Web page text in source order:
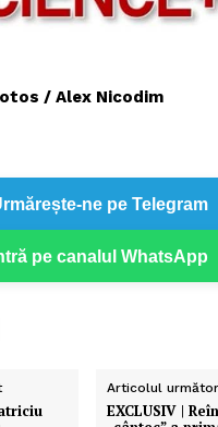
/ Alex Nicodim
ne pe Telegram
pe canalul WhatsApp
Articolul următor
EXCLUSIV |